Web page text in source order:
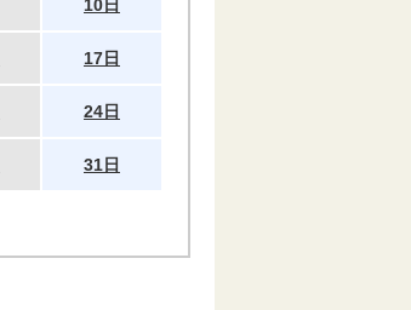
10日
17日
24日
31日